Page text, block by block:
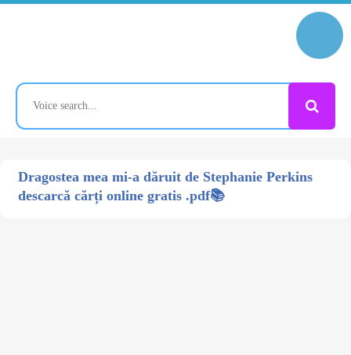
Dragostea mea mi-a dăruit de Stephanie Perkins
descarcă cărți online gratis .pdf📚